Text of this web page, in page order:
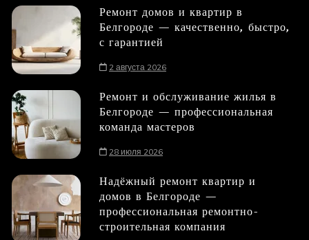
Ремонт домов и квартир в
Белгороде — качественно, быстро,
с гарантией
2 августа 2026
Ремонт и обслуживание жилья в
Белгороде — профессиональная
команда мастеров
28 июля 2026
Надёжный ремонт квартир и
домов в Белгороде —
профессиональная ремонтно-
строительная компания